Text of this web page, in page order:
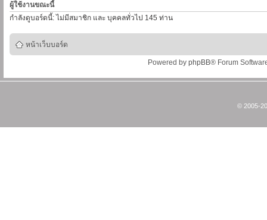
ผู้ใช้งานขณะนี้
กำลังดูบอร์ดนี้: ไม่มีสมาชิก และ บุคคลทั่วไป 145 ท่าน
หน้าเว็บบอร์ด
Powered by phpBB® Forum
© 2005-